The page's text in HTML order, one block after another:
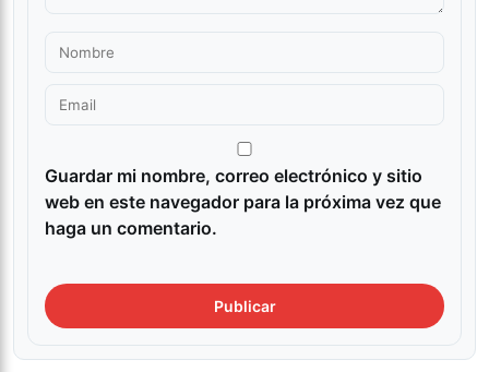
Guardar mi nombre, correo electrónico y sitio
web en este navegador para la próxima vez que
haga un comentario.